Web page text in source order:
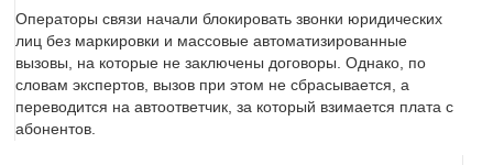
Операторы связи начали блокировать звонки юридических
лиц без маркировки и массовые автоматизированные
вызовы, на которые не заключены договоры. Однако, по
словам экспертов, вызов при этом не сбрасывается, а
переводится на автоответчик, за который взимается плата с
абонентов.